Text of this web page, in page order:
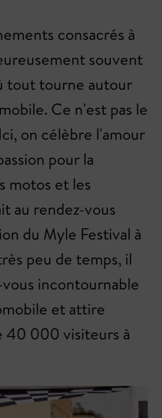
consacrés à
souvent
tout tourne autour
Ce n'est pas le
on célèbre l'amour
pour la
motos et les
au rendez-vous
du Myle Festival à
peu de temps, il
incontournable
et attire
40 000 visiteurs à